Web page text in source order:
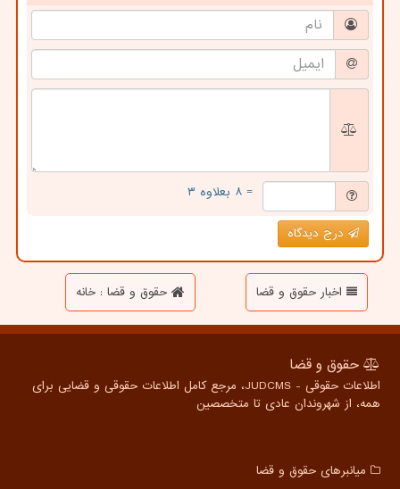
= ۸ بعلاوه ۳
درج دیدگاه
اخبار حقوق و قضا حقوق و قضا : خانه
حقوق و قضا
اطلاعات حقوقی - JUDCMS، مرجع کامل اطلاعات حقوقی و قضایی برای
همه، از شهروندان عادی تا متخصصین
میانبرهای حقوق و قضا